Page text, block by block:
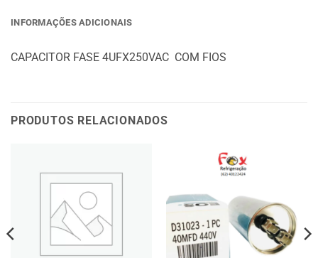
INFORMAÇÕES ADICIONAIS
CAPACITOR FASE 4UFX250VAC COM FIOS
PRODUTOS RELACIONADOS